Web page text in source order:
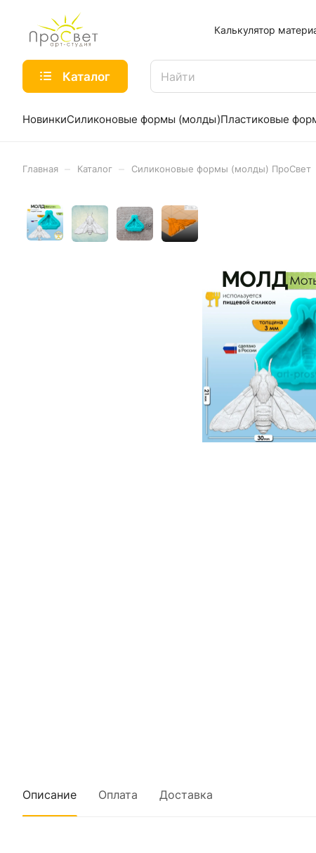
Калькулятор
Каталог
НовинкиСиликоновые формы (молды)Пластиковые
Главная Каталог Силиконовые формы (молды) ПроСвет
Описание Оплата Доставка